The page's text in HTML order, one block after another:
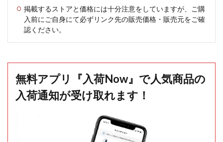
掲載するストアと価格には十分注意をしていますが、ご購
入前にご自身にて必ずリンク先の販売価格・販売元をご確
認ください。
無料アプリ『入荷Now』で人気商品の
入荷通知が受け取れます！